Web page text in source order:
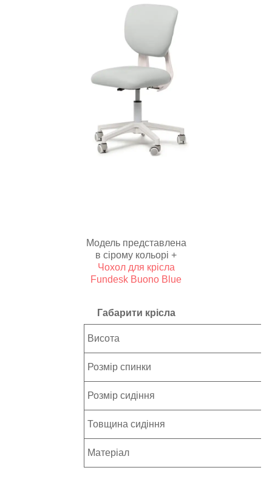
Модель представлена
в сірому кольорі +
Чохол для крісла
Fundesk Buono Blue
Габарити крісла
Висота
Розмір спинки
Розмір сидіння
Товщина сидіння
Матеріал